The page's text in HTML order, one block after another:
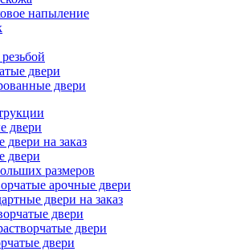
напыление
двери
двери
двери
двери на заказ
двери
размеров
арочные двери
двери на заказ
двери
двери
двери